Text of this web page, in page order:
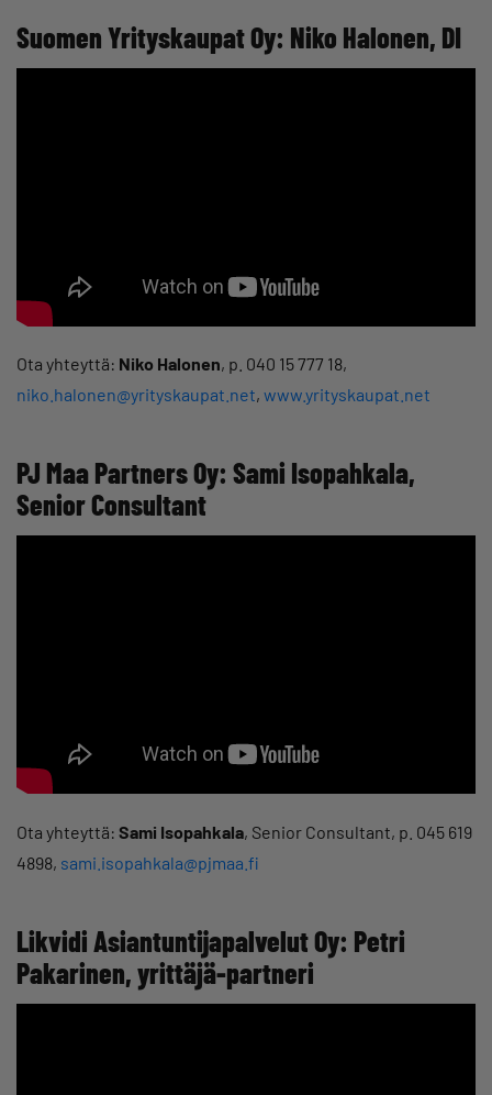
Suomen Yrityskaupat Oy: Niko Halonen, DI
Ota yhteyttä: Niko Halonen, p. 040 15 777 18,
niko.halonen@yrityskaupat.net, www.yrityskaupat.net
PJ Maa Partners Oy: Sami Isopahkala,
Senior Consultant
Ota yhteyttä: Sami Isopahkala, Senior Consultant, p. 045 619
4898, sami.isopahkala@pjmaa.fi
Likvidi Asiantuntijapalvelut Oy: Petri
Pakarinen, yrittäjä-partneri